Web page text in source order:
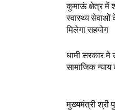
कुमाऊं क्षेत्र में
स्वास्थ्य सेवाओं
मिलेगा सहयोग
धामी सरकार
सामाजिक
मुख्यमंत्री श्री